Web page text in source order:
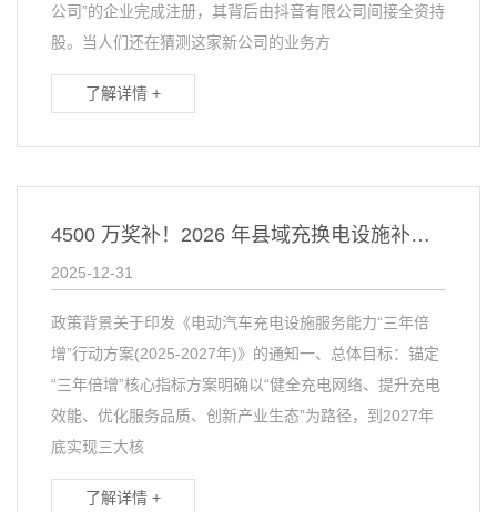
公司”的企业完成注册，其背后由抖音有限公司间接全资持
股。当人们还在猜测这家新公司的业务方
了解详情 +
4500 万奖补！2026 年县域充换电设施补短板试点申报流程清单
2025-12-31
政策背景关于印发《电动汽车充电设施服务能力“三年倍
增”行动方案(2025-2027年)》的通知一、总体目标：锚定
“三年倍增”核心指标方案明确以“健全充电网络、提升充电
效能、优化服务品质、创新产业生态”为路径，到2027年
底实现三大核
了解详情 +